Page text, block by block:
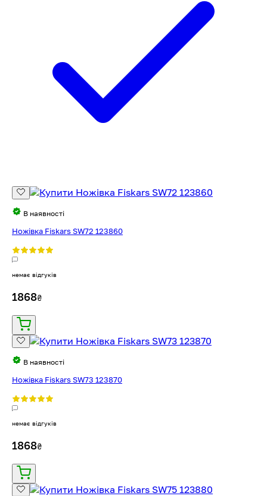
В наявності
Ножівка Fiskars SW72 123860
немає відгуків
1868₴
В наявності
Ножівка Fiskars SW73 123870
немає відгуків
1868₴